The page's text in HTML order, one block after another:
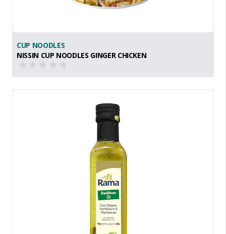
CUP NOODLES
NISSIN CUP NOODLES GINGER CHICKEN